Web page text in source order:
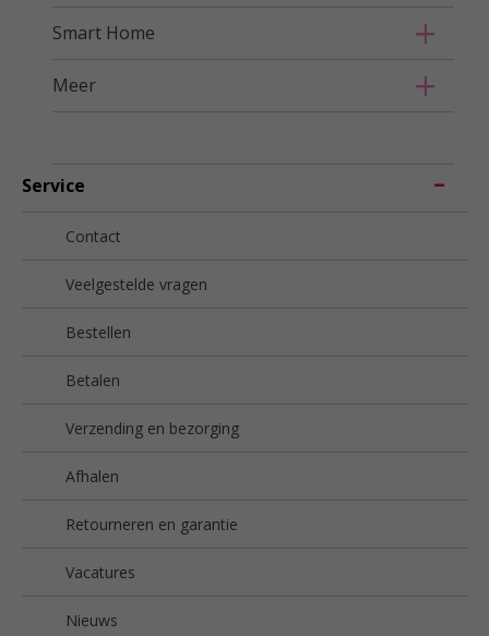
Smart Home
Meer
Service
Contact
Veelgestelde vragen
Bestellen
Betalen
Verzending en bezorging
Afhalen
Retourneren en garantie
Vacatures
Nieuws